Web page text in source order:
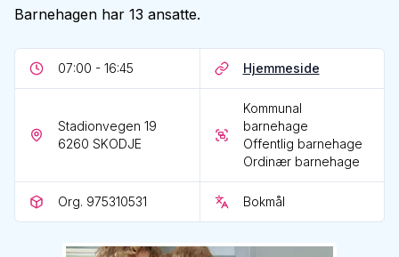
Barnehagen har 13 ansatte.
07:00 - 16:45 Hjemmeside
Stadionvegen 19
6260 SKODJE
Kommunal
barnehage
Offentlig barnehage
Ordinær barnehage
Org. 975310531 Bokmål